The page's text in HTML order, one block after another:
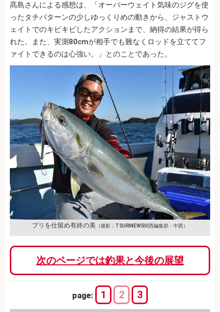
髙島さんによる感想は、「オーバーウェイト気味のジグを使
ったタチパターンの少しゆっくりめの動きから、ジャストウ
ェイトでのキビキビしたアクションまで、納得の結果が得ら
れた。また、実測80cmが相手でも難なくロッドを立ててフ
ァイトできるのは心強い。」とのことであった。
ブリを仕留め有終の美 （撮影：TSURINEWS関西編集部・中西）
次のページでは釣果と今後の展望
page: 1 2 3